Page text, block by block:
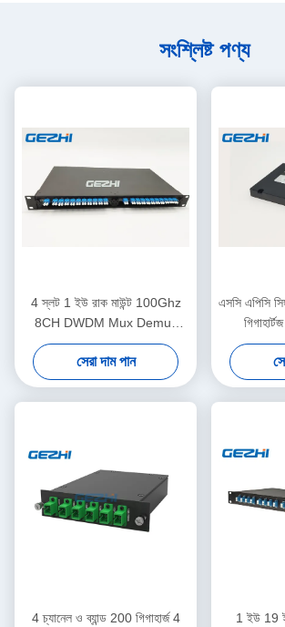
সংশ্লিষ্ট পণ্য
4 স্লট 1 ইউ রাক মাউন্ট 100Ghz
8CH DWDM Mux Demux
মডিউল
সেরা দাম পান
এসসি এপিসি
4 চ্যানেল ও ব্যান্ড 200 গিগাহার্জ 4
1 ইউ 19